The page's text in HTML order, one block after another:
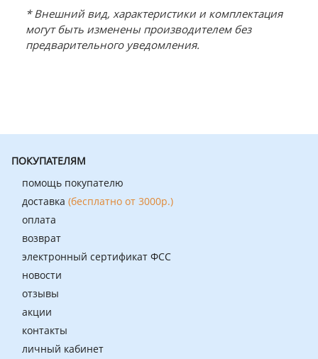
* Внешний вид, характеристики и комплектация
могут быть изменены производителем без
предварительного уведомления.
ПОКУПАТЕЛЯМ
помощь покупателю
доставка (бесплатно от 3000р.)
оплата
возврат
электронный сертификат ФСС
новости
отзывы
акции
контакты
личный кабинет